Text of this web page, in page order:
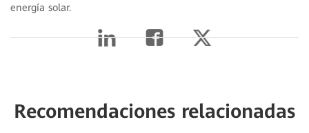
energía solar.
Recomendaciones relacionadas